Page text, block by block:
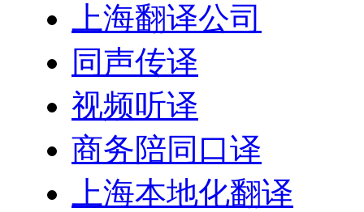
上海翻译公司
同声传译
视频听译
商务陪同口译
上海本地化翻译